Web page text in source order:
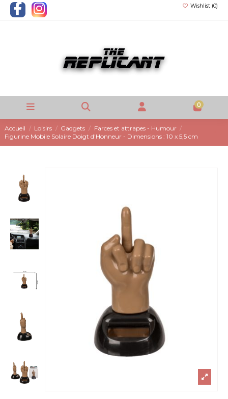
Wishlist (0)
0
Accueil Loisirs Gadgets
Farces et attrapes - Humour
Figurine Mobile Solaire Doigt d'Honneur - Dimensions : 10 x 5,5 cm